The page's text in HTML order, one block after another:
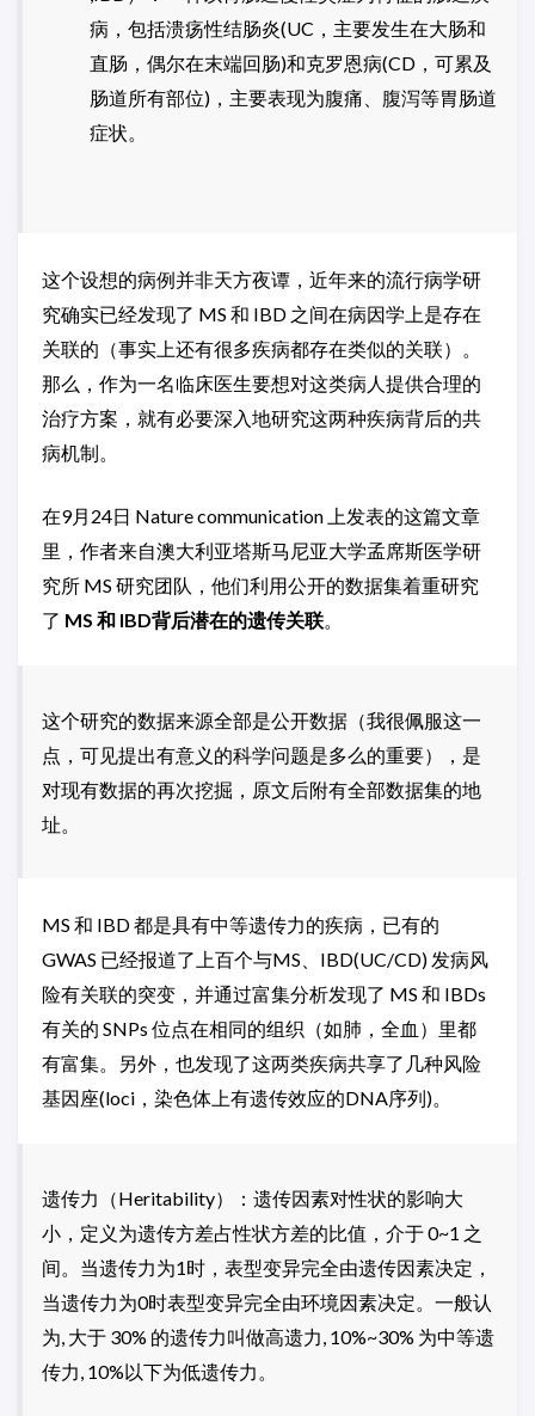
病，包括溃疡性结肠炎(UC，主要发生在大肠和
直肠，偶尔在末端回肠)和克罗恩病(CD，可累及
肠道所有部位)，主要表现为腹痛、腹泻等胃肠道
症状。
这个设想的病例并非天方夜谭，近年来的流行病学研
究确实已经发现了 MS 和 IBD 之间在病因学上是存在
关联的（事实上还有很多疾病都存在类似的关联）。
那么，作为一名临床医生要想对这类病人提供合理的
治疗方案，就有必要深入地研究这两种疾病背后的共
病机制。
在9月24日 Nature communication 上发表的这篇文章
里，作者来自澳大利亚塔斯马尼亚大学孟席斯医学研
究所 MS 研究团队，他们利用公开的数据集着重研究
了 MS 和 IBD背后潜在的遗传关联。
这个研究的数据来源全部是公开数据（我很佩服这一
点，可见提出有意义的科学问题是多么的重要），是
对现有数据的再次挖掘，原文后附有全部数据集的地
址。
MS 和 IBD 都是具有中等遗传力的疾病，已有的
GWAS 已经报道了上百个与MS、IBD(UC/CD) 发病风
险有关联的突变，并通过富集分析发现了 MS 和 IBDs
有关的 SNPs 位点在相同的组织（如肺，全血）里都
有富集。另外，也发现了这两类疾病共享了几种风险
基因座(loci，染色体上有遗传效应的DNA序列)。
遗传力（Heritability）：遗传因素对性状的影响大
小，定义为遗传方差占性状方差的比值，介于 0~1 之
间。当遗传力为1时，表型变异完全由遗传因素决定，
当遗传力为0时表型变异完全由环境因素决定。一般认
为, 大于 30% 的遗传力叫做高遗力, 10%~30% 为中等遗
传力, 10%以下为低遗传力。